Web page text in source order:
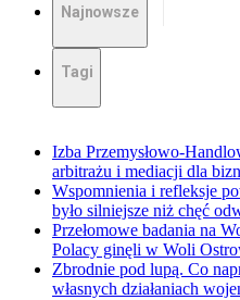
Najnowsze
Tagi
Izba Przemysłowo-
arbitrażu i mediacji dla
Wspomnienia i refleksje
było silniejsze niż chęć
Przełomowe badania na
Polacy ginęli w Woli
Zbrodnie pod lupą. Co
własnych działaniach